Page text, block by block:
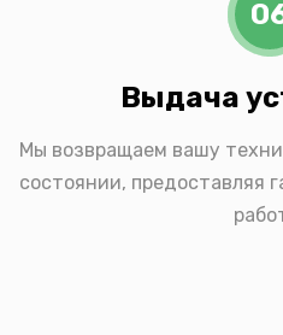
Выдача
Мы возвращаем вашу
состоянии, предоставляя